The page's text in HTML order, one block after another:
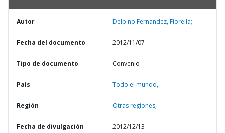
Autor Delpino Fernandez, Fiorella;
Fecha del documento 2012/11/07
Tipo de documento Convenio
País Todo el mundo,
Región Otras regiones,
Fecha de divulgación 2012/12/13